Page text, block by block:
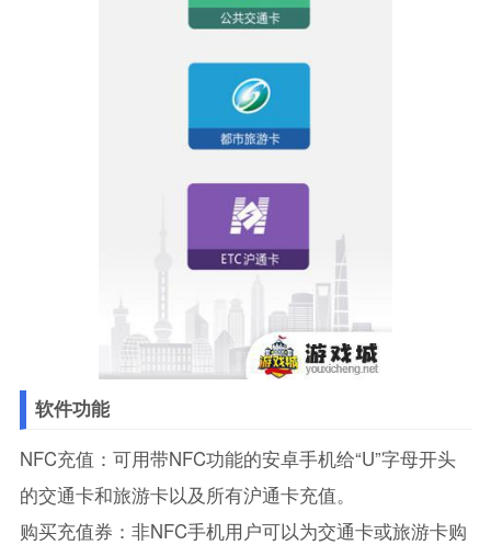
软件功能
NFC充值：可用带NFC功能的安卓手机给“U”字母开头
的交通卡和旅游卡以及所有沪通卡充值。
购买充值券：非NFC手机用户可以为交通卡或旅游卡购